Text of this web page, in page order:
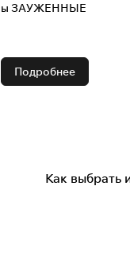
Мужские Джинсы ЗАУЖЕННЫЕ
Подробнее
Советы
Как выбрать